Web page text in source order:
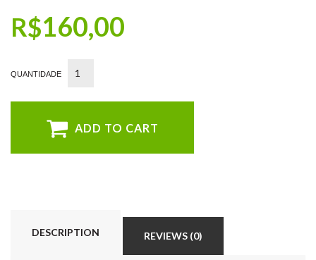
R$160,00
ADD TO CART
DESCRIPTION REVIEWS (0)